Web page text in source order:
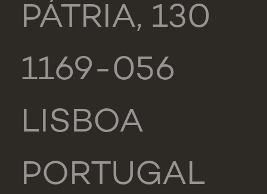
PÁTRIA, 130
1169-056
LISBOA
PORTUGAL